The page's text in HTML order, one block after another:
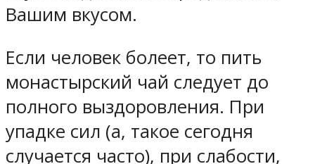
Вашим вкусом.
Если человек болеет, то пить
монастырский чай следует до
полного выздоровления. При
упадке сил (а, такое сегодня
случается часто), при слабости,